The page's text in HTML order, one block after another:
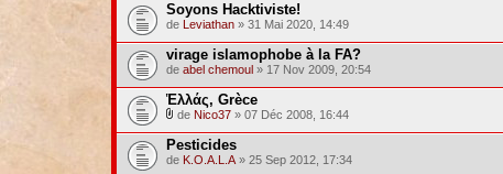
Soyons Hacktiviste!
de Leviathan» 31 Mai 2020, 14:49
virage islamophobe à la FA?
de abel chemoul» 17 Nov 2009, 20:54
Ἑλλάς, Grèce
de Nico37» 07 Déc 2008, 16:44
Pesticides
de K.O.A.L.A» 25 Sep 2012, 17:34